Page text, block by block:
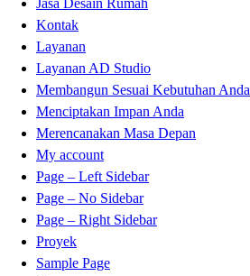
Jasa Desain Rumah
Kontak
Layanan
Layanan AD Studio
Membangun Sesuai Kebutuhan Anda
Menciptakan Impan Anda
Merencanakan Masa Depan
My account
Page – Left Sidebar
Page – No Sidebar
Page – Right Sidebar
Proyek
Sample Page